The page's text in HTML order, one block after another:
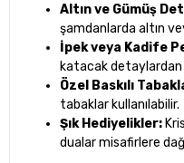
Altın ve Gümüş
şamdanlarda altın
İpek veya Kadife
katacak detaylardan
Özel Baskılı
tabaklar kullanılabilir.
Şık Hediyelikler:
dualar misafirlere